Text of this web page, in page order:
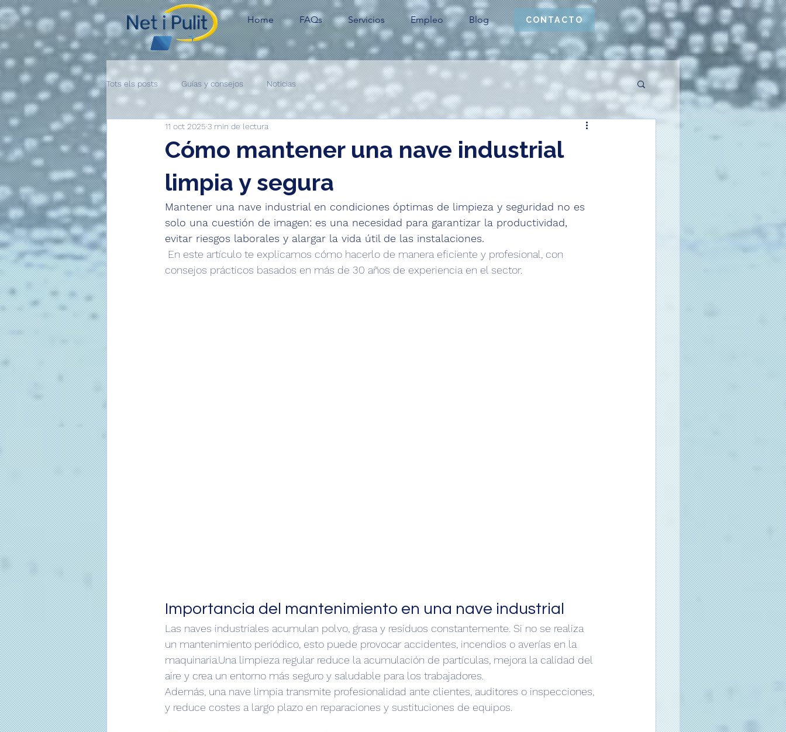
Home FAQs Servicios Empleo Blog CONTACTO
Tots els posts Guías y consejos Noticias
Cómo mantener una nave industrial
limpia y segura
11 oct 2025 3 min de lectura
Mantener una nave industrial en condiciones óptimas de limpieza y seguridad no es
solo una cuestión de imagen: es una necesidad para garantizar la productividad,
evitar riesgos laborales y alargar la vida útil de las instalaciones.
consejos prácticos basados en más de 30 años de experiencia en el sector.
Importancia del mantenimiento en una nave industrial
Las naves industriales acumulan polvo, grasa y residuos constantemente. Si no se realiza
un mantenimiento periódico, esto puede provocar accidentes, incendios o averías en la
maquinaria.Una limpieza regular reduce la acumulación de partículas, mejora la calidad del
aire y crea un entorno más seguro y saludable para los trabajadores.
Además, una nave limpia transmite profesionalidad ante clientes, auditores o inspecciones,
y reduce costes a largo plazo en reparaciones y sustituciones de equipos.